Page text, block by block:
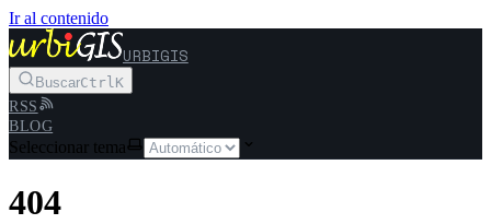
Ir al contenido
URBIGIS
BuscarCtrlK
RSS
BLOG
Seleccionar tema
404